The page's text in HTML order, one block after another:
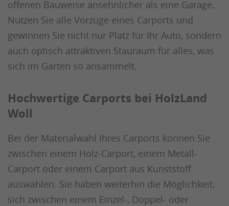
offenen Bauweise ansehnlicher als eine Garage.
Nutzen Sie alle Vorzüge eines Carports und
gewinnen Sie nicht nur Platz für Ihr Auto, sondern
auch optisch attraktiven Stauraum für alles, was
sich im Garten so ansammelt.
Hochwertige Carports bei HolzLand
Woll
Bei der Materialwahl Ihres Carports können Sie
zwischen einem Holz-Carport, einem Metall-
Carport oder einem Carport aus Kunststoff
auswählen. Sie haben weiterhin die Möglichkeit,
sich zwischen einem Einzel-, Doppel- oder